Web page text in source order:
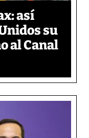
así
su
al Canal